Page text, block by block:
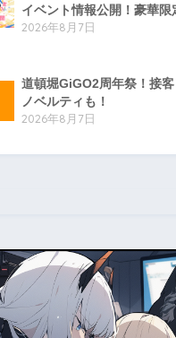
イベント情報公開！豪華限
2026年8月7日
道頓堀GiGO2周年祭！接
ノベルティも！
2026年8月7日